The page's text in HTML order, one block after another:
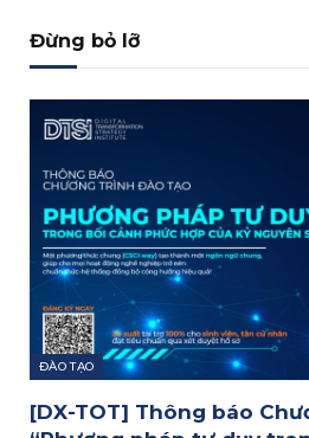
Đừng bỏ lỡ
ĐÀO TẠO
[DX-TOT] Thông báo